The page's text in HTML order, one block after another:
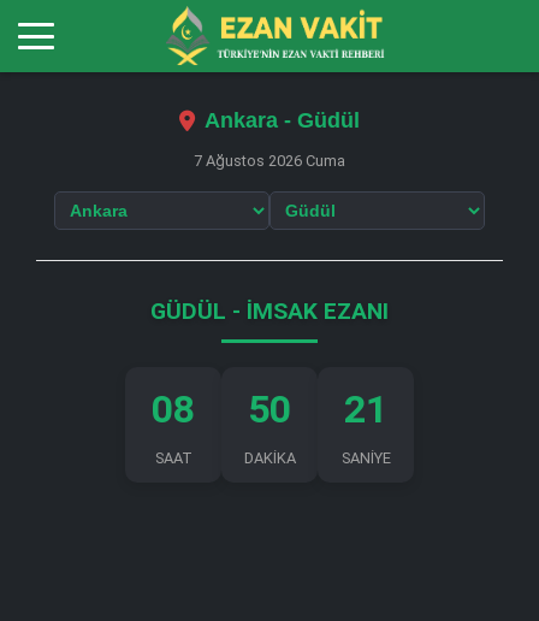
Ankara - Güdül
7 Ağustos 2026 Cuma
GÜDÜL - İMSAK EZANI
08
SAAT
50
DAKİKA
20
SANİYE